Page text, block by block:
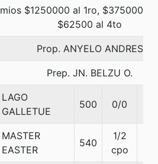
$1250000 al 1ro, $375000
$62500 al 4to
Prop. ANYELO ANDRES
Prep. JN. BELZU O.
LAGO
GALLETUE
500 0/0
MASTER
EASTER
540
1/2
cpo